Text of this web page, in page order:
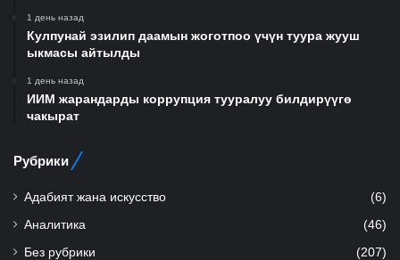
1 день назад
Кулпунай эзилип даамын жоготпоо үчүн туура жууш
ыкмасы айтылды
1 день назад
ИИМ жарандарды коррупция тууралуу билдирүүгө
чакырат
Рубрики
Адабият жана искусство (6)
Аналитика (46)
Без рубрики (207)